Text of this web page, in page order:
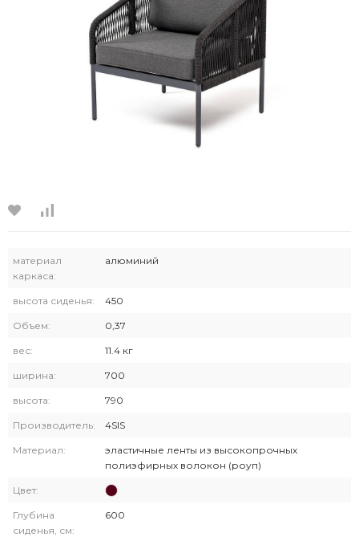
материал
каркаса:
алюминий
высота сиденья: 450
Объем: 0,37
вес: 11.4 кг
ширина: 700
высота: 790
Производитель: 4SIS
Материал:
эластичные ленты из высокопрочных
полиэфирных волокон (роуп)
Цвет:
Глубина
сиденья, см:
600